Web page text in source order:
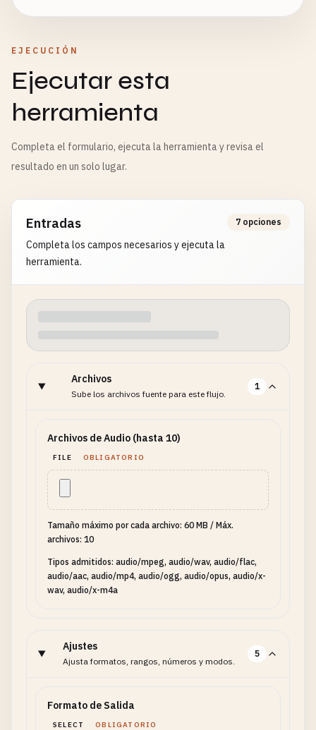
EJECUCIÓN
Ejecutar esta
herramienta
Completa el formulario, ejecuta la herramienta y revisa el
resultado en un solo lugar.
Entradas
Completa los campos necesarios y ejecuta la
herramienta.
7 opciones
Archivos
Sube los archivos fuente para este flujo.
1
Archivos de Audio (hasta 10)
FILE OBLIGATORIO
Tamaño máximo por cada archivo: 60 MB / Máx.
archivos: 10
Tipos admitidos: audio/mpeg, audio/wav, audio/flac,
audio/aac, audio/mp4, audio/ogg, audio/opus, audio/x-
wav, audio/x-m4a
Ajustes
Ajusta formatos, rangos, números y modos.
5
Formato de Salida
SELECT OBLIGATORIO